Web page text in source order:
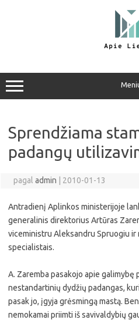
Sprendžiama
padangų
pagal admin 2010-01-13
Antradienį Aplinkos ministerijoje
generalinis direktorius Artūras
viceministru Aleksandru Spruogiu
specialistais.
A. Zaremba pasakojo apie galimybę
nestandartinių dydžių padangas,
pasak jo, įgyja grėsmingą mastą.
nemokamai priimti iš savivaldybių